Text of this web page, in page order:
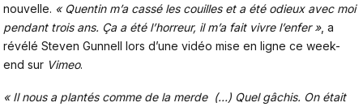
nouvelle. « Quentin m’a cassé les couilles et a été odieux avec moi
pendant trois ans. Ça a été l’horreur, il m’a fait vivre l’enfer », a
révélé Steven Gunnell lors d’une vidéo mise en ligne ce week-
end sur Vimeo.
« Il nous a plantés comme de la merde (…) Quel gâchis. On était